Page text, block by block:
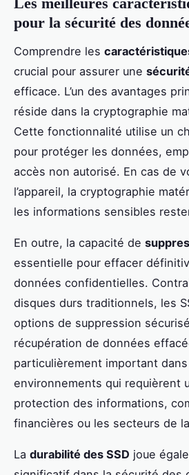
pour la sécurité des
Comprendre les
crucial pour assurer une
efficace. L’un des avantages
réside dans la cryptographie
Cette fonctionnalité utilise un
pour protéger les données,
accès non autorisé. En cas de
l’appareil, la cryptographie
les informations sensibles
En outre, la capacité de
essentielle pour effacer
données confidentielles.
disques durs traditionnels, les
options de suppression
récupération de données
particulièrement important
environnements qui requièrent
protection des informations,
financières ou les secteurs de
La durabilité des SSD joue